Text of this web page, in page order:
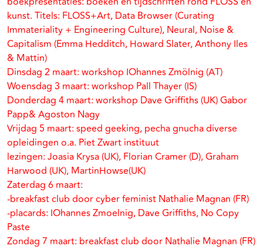
kunst. Titels: FLOSS+Art, Data Browser (Curating
Immateriality + Engineering Culture), Neural, Noise &
Capitalism (Emma Hedditch, Howard Slater, Anthony Iles
& Mattin)
Dinsdag 2 maart: workshop IOhannes Zmölnig (AT)
Woensdag 3 maart: workshop Pall Thayer (IS)
Donderdag 4 maart: workshop Dave Griffiths (UK) Gabor
Papp& Agoston Nagy
Vrijdag 5 maart: speed geeking, pecha gnucha diverse
opleidingen o.a. Piet Zwart instituut
lezingen: Joasia Krysa (UK), Florian Cramer (D), Graham
Harwood (UK), MartinHowse(UK)
Zaterdag 6 maart:
-breakfast club door cyber feminist Nathalie Magnan (FR)
-placards: IOhannes Zmoelnig, Dave Griffiths, No Copy
Paste
Zondag 7 maart: breakfast club door Nathalie Magnan (FR)